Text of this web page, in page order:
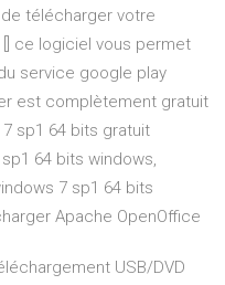
télécharger votre
ce logiciel vous permet
service google play
est complètement gratuit
sp1 64 bits gratuit
64 bits windows,
7 sp1 64 bits
Apache OpenOffice
USB/DVD